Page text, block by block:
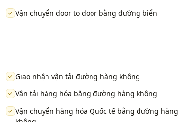
Vận chuyển door to door bằng đường biển
Giao nhận vận tải đường hàng không
Vận tải hàng hóa bằng đường hàng không
Vận chuyển hàng hóa Quốc tế bằng đường hàng